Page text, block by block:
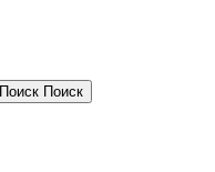
Поиск Поиск